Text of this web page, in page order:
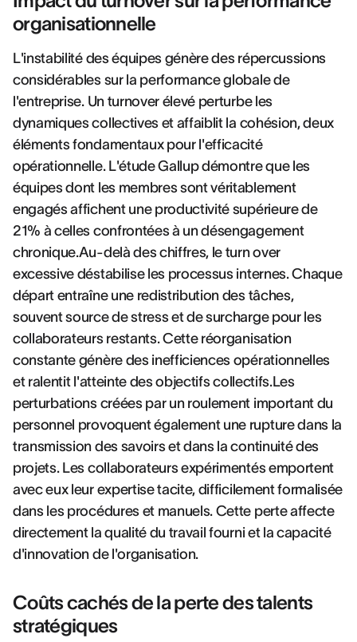
organisationnelle
L'instabilité des équipes génère des répercussions
considérables sur la performance globale de
l'entreprise. Un turnover élevé perturbe les
dynamiques collectives et affaiblit la cohésion, deux
éléments fondamentaux pour l'efficacité
opérationnelle. L'étude Gallup démontre que les
équipes dont les membres sont véritablement
engagés affichent une productivité supérieure de
21% à celles confrontées à un désengagement
chronique.Au-delà des chiffres, le turn over
excessive déstabilise les processus internes. Chaque
départ entraîne une redistribution des tâches,
souvent source de stress et de surcharge pour les
collaborateurs restants. Cette réorganisation
constante génère des inefficiences opérationnelles
et ralentit l'atteinte des objectifs collectifs.Les
perturbations créées par un roulement important du
personnel provoquent également une rupture dans la
transmission des savoirs et dans la continuité des
projets. Les collaborateurs expérimentés emportent
avec eux leur expertise tacite, difficilement formalisée
dans les procédures et manuels. Cette perte affecte
directement la qualité du travail fourni et la capacité
d'innovation de l'organisation.
Coûts cachés de la perte des talents
stratégiques